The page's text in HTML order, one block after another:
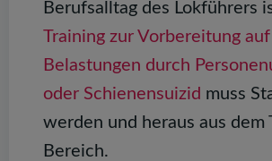
Berufsalltag des Lokführers
Training zur Vorbereitung
Belastungen durch
oder Schienensuizid muss
werden und heraus aus dem
Bereich.